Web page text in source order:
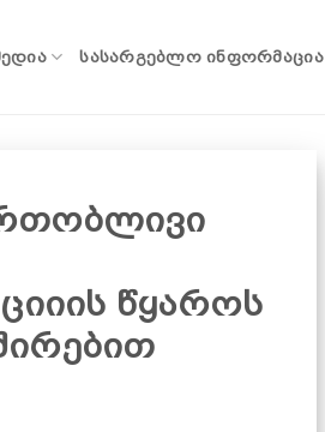
ᲡᲐᲡᲐᲠᲒᲔᲑᲚᲝ ᲘᲜᲤᲝᲠᲛᲐᲪᲘᲐ
წყაროს